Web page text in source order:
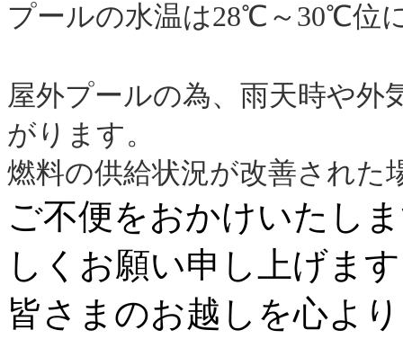
プールの水温は28℃～30℃位
屋外プールの為、雨天時や外
がります。
燃料の供給状況が改善された
ご不便をおかけいたし
しくお願い申し上げま
皆さまのお越しを心よ